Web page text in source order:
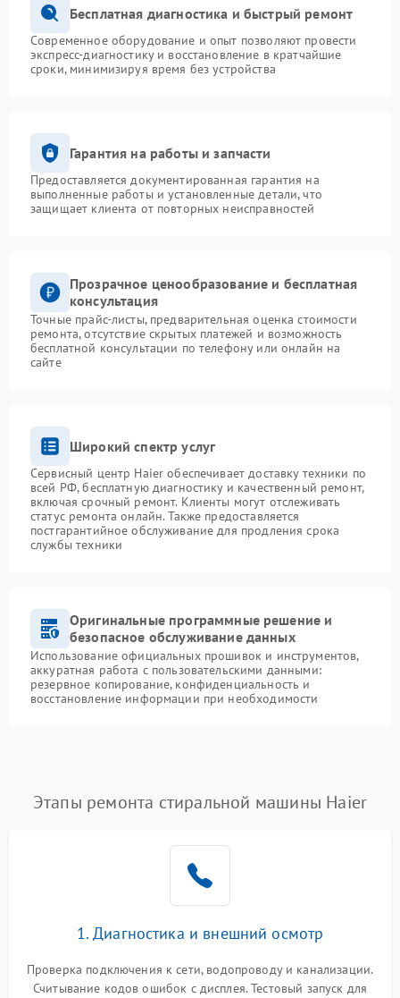
Бесплатная диагностика и быстрый ремонт
Современное оборудование и опыт позволяют провести
экспресс-диагностику и восстановление в кратчайшие
сроки, минимизируя время без устройства
Гарантия на работы и запчасти
Предоставляется документированная гарантия на
выполненные работы и установленные детали, что
защищает клиента от повторных неисправностей
Прозрачное ценообразование и бесплатная
консультация
Точные прайс-листы, предварительная оценка стоимости
ремонта, отсутствие скрытых платежей и возможность
бесплатной консультации по телефону или онлайн на
сайте
Широкий спектр услуг
Сервисный центр Haier обеспечивает доставку техники по
всей РФ, бесплатную диагностику и качественный ремонт,
включая срочный ремонт. Клиенты могут отслеживать
статус ремонта онлайн. Также предоставляется
постгарантийное обслуживание для продления срока
службы техники
Оригинальные программные решение и
безопасное обслуживание данных
Использование официальных прошивок и инструментов,
аккуратная работа с пользовательскими данными:
резервное копирование, конфиденциальность и
восстановление информации при необходимости
Этапы ремонта стиральной машины Haier
1. Диагностика и внешний осмотр
Проверка подключения к сети, водопроводу и канализации.
Считывание кодов ошибок с дисплея. Тестовый запуск для